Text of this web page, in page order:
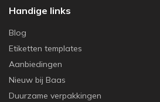
Handige links
Blog
Etiketten templates
Aanbiedingen
Nieuw bij Baas
Duurzame verpakkingen